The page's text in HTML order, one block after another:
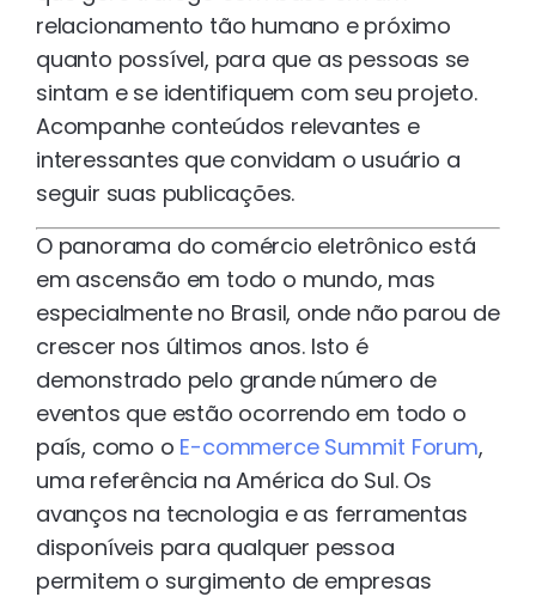
relacionamento tão humano e próximo
quanto possível, para que as pessoas se
sintam e se identifiquem com seu projeto.
Acompanhe conteúdos relevantes e
interessantes que convidam o usuário a
seguir suas publicações.
O panorama do comércio eletrônico está
em ascensão em todo o mundo, mas
especialmente no Brasil, onde não parou de
crescer nos últimos anos. Isto é
demonstrado pelo grande número de
eventos que estão ocorrendo em todo o
país, como o E-commerce Summit Forum,
uma referência na América do Sul. Os
avanços na tecnologia e as ferramentas
disponíveis para qualquer pessoa
permitem o surgimento de empresas